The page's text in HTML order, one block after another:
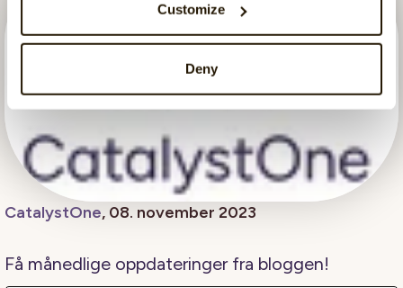
Customize
Deny
CatalystOne, 08. november 2023
Få månedlige oppdateringer fra bloggen!